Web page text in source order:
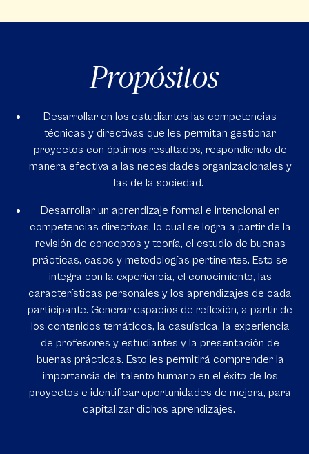
Propósitos
Desarrollar en los estudiantes las competencias
técnicas y directivas que les permitan gestionar
proyectos con óptimos resultados, respondiendo de
manera efectiva a las necesidades organizacionales y
las de la sociedad.
Desarrollar un aprendizaje formal e intencional en
competencias directivas, lo cual se logra a partir de la
revisión de conceptos y teoría, el estudio de buenas
prácticas, casos y metodologías pertinentes. Esto se
integra con la experiencia, el conocimiento, las
características personales y los aprendizajes de cada
participante. Generar espacios de reflexión, a partir de
los contenidos temáticos, la casuística, la experiencia
de profesores y estudiantes y la presentación de
buenas prácticas. Esto les permitirá comprender la
importancia del talento humano en el éxito de los
proyectos e identificar oportunidades de mejora, para
capitalizar dichos aprendizajes.